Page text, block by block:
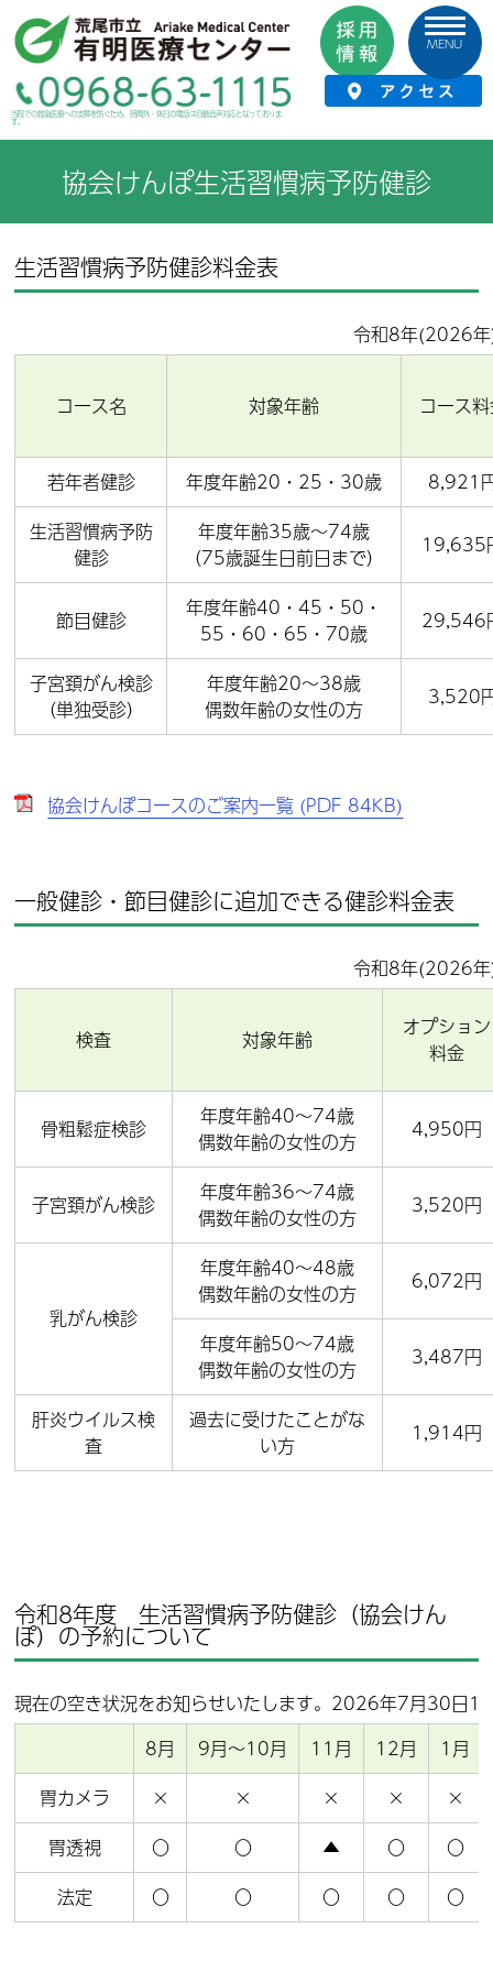
当院での救急医療への支障を防ぐため、時間外・休日の電話は自動音声対応となっておりま
す。
MENU
HOME › 健康づくり › 健康診断・人間ドック
協会けんぽ生活習慣病予防健診
生活習慣病予防健診料金表
令和8年(2026
コース名 対象年齢 コース
若年者健診 年度年齢20・25・30歳
8,921
生活習慣病予防
健診
年度年齢35歳～74歳
（75歳誕生日前日まで）
19,635
節目健診
年度年齢40・45・50・
55・60・65・70歳
29,546
子宮頚がん検診
（単独受診）
年度年齢20～38歳
偶数年齢の女性の方
3,520
協会けんぽコースのご案内一覧 (PDF 84KB)
一般健診・節目健診に追加できる健診料金表
令和8年(2026
検査 対象年齢
オプション
料金
骨粗鬆症検診
年度年齢40～74歳
偶数年齢の女性の方
4,950円
子宮頚がん検診
年度年齢36～74歳
偶数年齢の女性の方
3,520円
乳がん検診
年度年齢40～48歳
偶数年齢の女性の方
6,072円
年度年齢50～74歳
偶数年齢の女性の方
3,487円
肝炎ウイルス検
査
過去に受けたことがな
い方
1,914円
令和8年度 生活習慣病予防健診（協会けん
ぽ）の予約について
現在の空き状況をお知らせいたします。2026年7月30日
8月
9月～10月 11月 12月
1月
胃カメラ
× × × ×
×
胃透視
〇 〇 ▲ 〇
〇
法定
〇 〇 〇 〇 〇